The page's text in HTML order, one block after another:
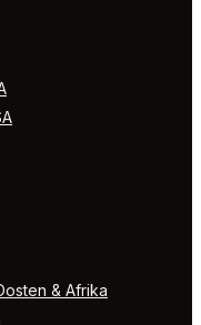
& Afrika